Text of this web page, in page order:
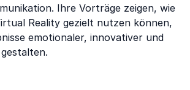
Ihre Vorträge zeigen, wie
Reality gezielt nutzen können,
emotionaler, innovativer und